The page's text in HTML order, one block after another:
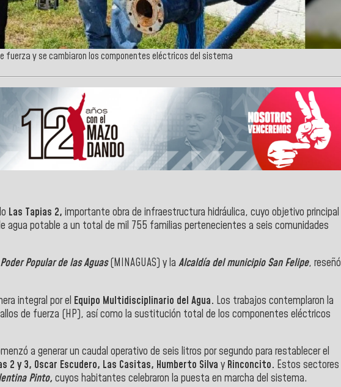
fuerza y se cambiaron los componentes eléctricos del sistema
Las Tapias 2, importante obra de infraestructura hidráulica, cuyo objetivo principal
agua potable a un total de mil 755 familias pertenecientes a seis comunidades
Popular de las Aguas(MINAGUAS) y la Alcaldía del municipio San Felipe, reseñó
integral por el Equipo Multidisciplinario del Agua. Los trabajos contemplaron la
de fuerza (HP), así como la sustitución total de los componentes eléctricos
a generar un caudal operativo de seis litros por segundo para restablecer el
2 y 3, Oscar Escudero, Las Casitas, Humberto Silva y Rinconcito. Estos sectores
Pinto, cuyos habitantes celebraron la puesta en marcha del sistema.